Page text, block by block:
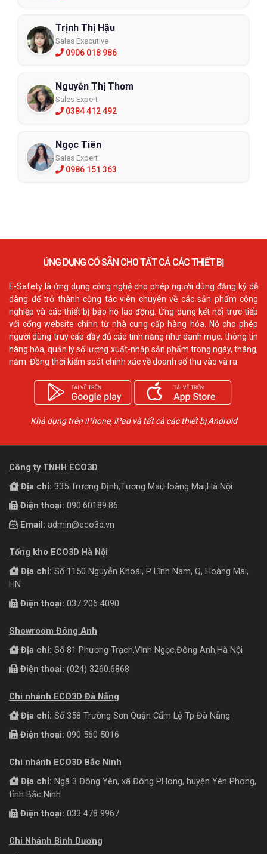
Trịnh Thị Hậu
Sales Executive
0906 018 986
Nguyễn Thị Thơm
Sales Expert
0384 412 492
Ngọc Tiên
Sales Expert
0986 151 363
ỨNG DỤNG CÓ SẴN CHO TẤT CẢ CÁC THIẾT BỊ
E-Safety là ứng dụng công nghệ cho phép người dùng đăng ký dễ
dàng để trở thành cộng tác viên chuyên về các sản phẩm công
nghiệp và các thiết bị bảo hộ lao động. Ứng dụng kết nối trực tiếp
với cổng website chính từ nhà cung cấp hàng hóa. Nó cho phép
người dùng truy cấp đầy đủ các tính năng như danh mục, thông tin
hàng hóa, quản lý số lượng xuất-nhập sản phẩm trong ngày, tháng,
năm. Đồng thời kiểm soát chính xác về doanh số thu vào và ra.
Khả dụng trên iPhone, iPad và tất cả các thiết bị Android
Công ty TNHH ECO3D
Địa chỉ: 335 Trương Định,Tương Mai,Hoàng Mai,Hà Nội
Điện thoại: 090.60189.86
Email: admin@eco3d.vn
Tổng kho ECO3D Hà Nội
Địa chỉ: Số 1150 Nguyễn Khoái, P Lĩnh Nam, Q, Hoàng Mai,
HN
Điện thoại: 037 206 4090
Showroom Đông Anh
Địa chỉ: Số 81 Phương Trạch,Vĩnh Ngọc,Đông Anh,Hà Nội
Điện thoại: (024) 3260.6868
Chi nhánh ECO3D Đà Nẵng
Địa chỉ: Số 358 Trường Sơn Quận Cẩm Lệ Tp Đà Nẵng
Điện thoại: 090 560 5016
Chi nhánh ECO3D Bắc Ninh
Địa chỉ: Ngã 3 Đông Yên, xã Đông PHong, huyện Yên Phong,
tỉnh Bắc Ninh
Điện thoại: 033 478 9967
Chi Nhánh Bình Dương